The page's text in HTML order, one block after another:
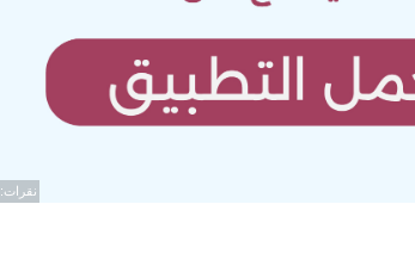
نقرات: 203776 / مشاهدات: 284704050